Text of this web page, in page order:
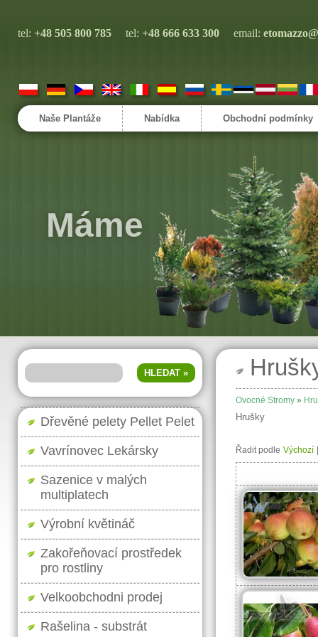
tel: +48 505 800 785tel: +48 666 633 300email:
Máme
Naše Plantáže Nabídka Obchodní podmínky
Dřevěné pelety Pellet Pelet
Vavrínovec Lekársky
Sazenice v malých
multiplatech
Výrobní květináč
Zakořeňovací prostředek
pro rostliny
Velkoobchodni prodej
Rašelina - substrát
Ovocné Stromy»
Hrušky
Řadit podle Výchozí